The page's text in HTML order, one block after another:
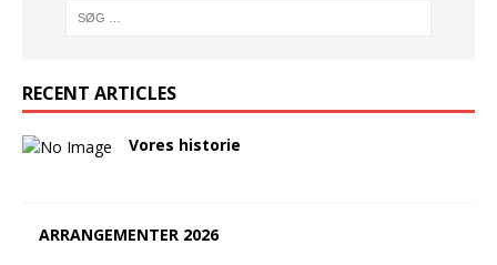
RECENT ARTICLES
Vores historie
ARRANGEMENTER 2026